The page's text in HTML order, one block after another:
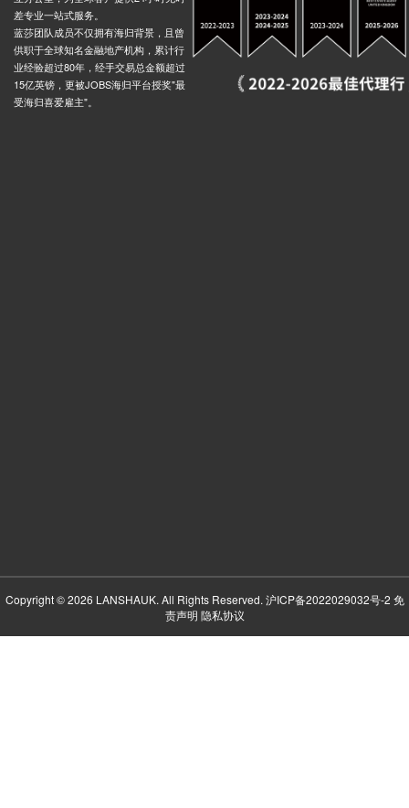
差专业一站式服务。
蓝莎团队成员不仅拥有海归背景，且曾
供职于全球知名金融地产机构，累计行
业经验超过80年，经手交易总金额超过
15亿英镑，更被JOBS海归平台授奖"最
受海归喜爱雇主"。
Copyright © 2026 LANSHAUK. All Rights Reserved. 沪ICP备2022029032号-2 免
责声明 隐私协议